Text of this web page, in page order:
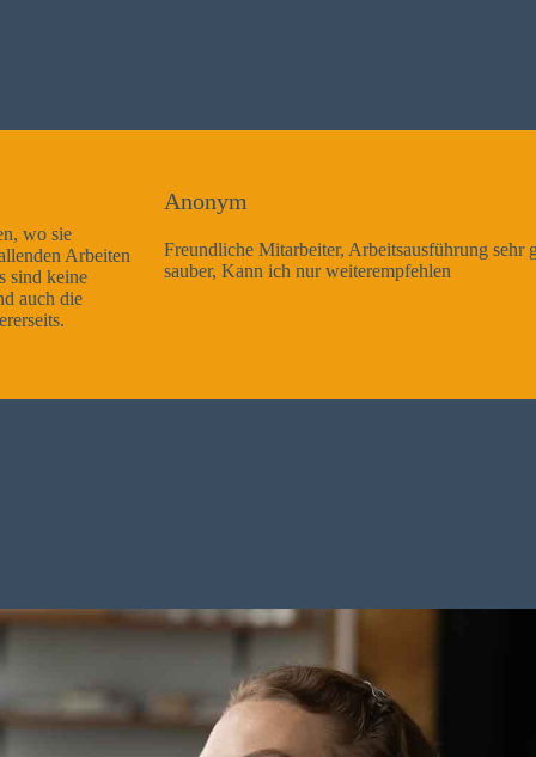
Freundliche Mitarbeiter, Arbeitsausführung sehr gut und sehr
sauber, Kann ich nur weiterempfehlen